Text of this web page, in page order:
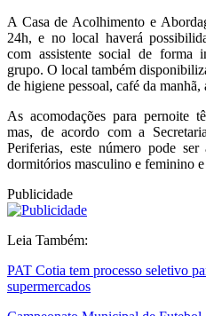
A Casa de Acolhimento e
24h, e no local haverá
com assistente social de forma
grupo. O local também
de higiene pessoal, café da manhã,
As acomodações para pernoite
mas, de acordo com a
Periferias, este número pode
dormitórios masculino e feminino e
Publicidade
Leia Também:
PAT Cotia tem processo seletivo
supermercados